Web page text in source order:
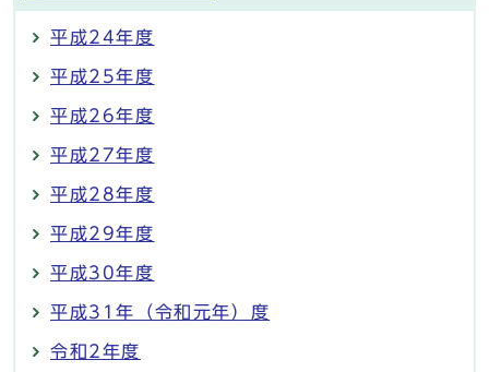
平成24年度
平成25年度
平成26年度
平成27年度
平成28年度
平成29年度
平成30年度
平成31年（令和元年）度
令和2年度